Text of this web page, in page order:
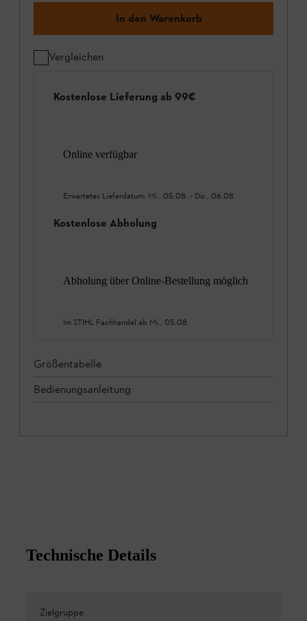
In den Warenkorb
Vergleichen
Kostenlose Lieferung ab 99€
Online verfügbar
Erwartetes Lieferdatum: Mi., 05.08. - Do., 06.08.
Kostenlose Abholung
Abholung über Online-Bestellung möglich
Im STIHL Fachhandel ab Mi., 05.08.
Größentabelle
Bedienungsanleitung
Technische Details
Zielgruppe